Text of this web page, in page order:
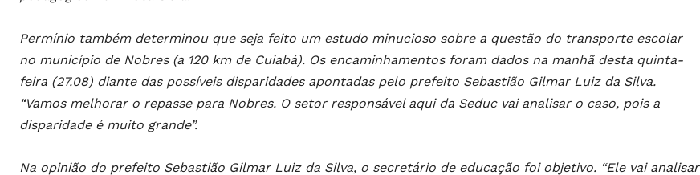
Permínio também determinou que seja feito um estudo minucioso sobre a questão do transporte escolar
no município de Nobres (a 120 km de Cuiabá). Os encaminhamentos foram dados na manhã desta quinta-
feira (27.08) diante das possíveis disparidades apontadas pelo prefeito Sebastião Gilmar Luiz da Silva.
“Vamos melhorar o repasse para Nobres. O setor responsável aqui da Seduc vai analisar o caso, pois a
disparidade é muito grande”.
Na opinião do prefeito Sebastião Gilmar Luiz da Silva, o secretário de educação foi objetivo. “Ele vai analisar